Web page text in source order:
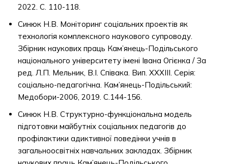
2022. С. 110-118.
Синюк Н.В. Моніторинг соціальних проектів як
технологія комплексного наукового супроводу.
Збірник наукових праць Кам’янець-Подільського
національного університету імені Івана Огієнка / За
ред. Л.П. Мельник, В.І. Співака. Вип. ХХХІІІ. Серія:
соціально-педагогічна. Кам’янець-Подільський:
Медобори-2006, 2019. С.144-156.
Синюк Н.В. Структурно-функціональна модель
підготовки майбутніх соціальних педагогів до
профілактики адиктивної поведінки учнів в
загальноосвітніх навчальних закладах. Збірник